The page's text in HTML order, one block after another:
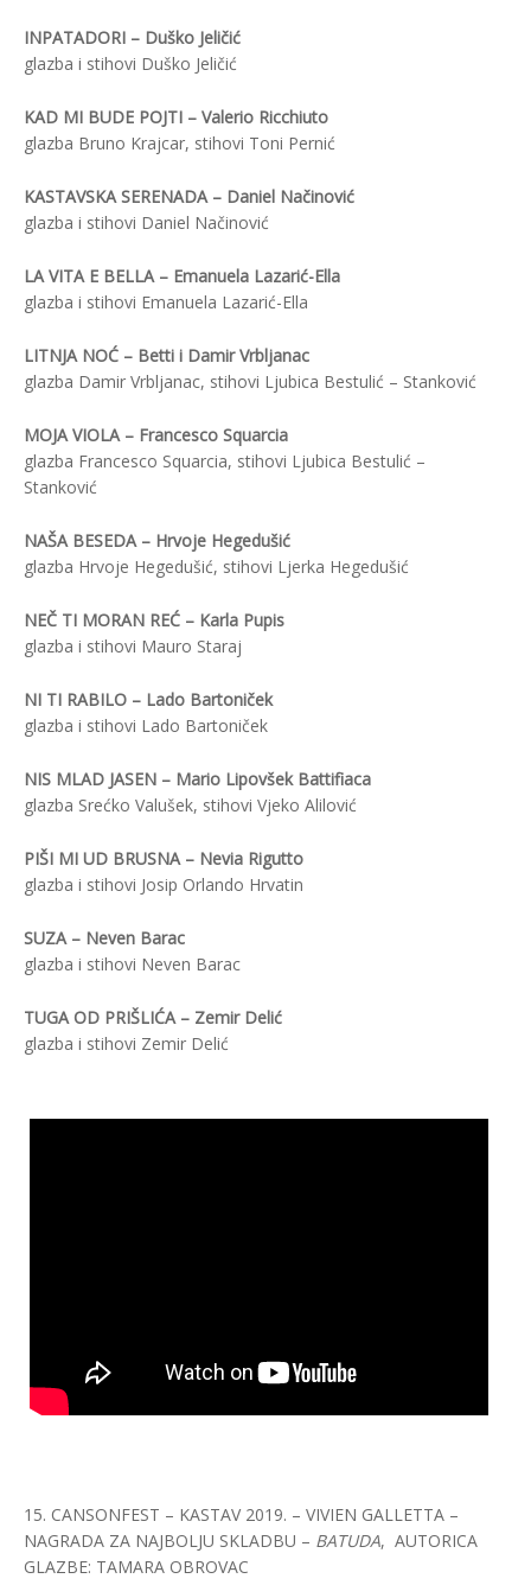
INPATADORI – Duško Jeličić
glazba i stihovi Duško Jeličić
KAD MI BUDE POJTI – Valerio Ricchiuto
glazba Bruno Krajcar, stihovi Toni Pernić
KASTAVSKA SERENADA – Daniel Načinović
glazba i stihovi Daniel Načinović
LA VITA E BELLA – Emanuela Lazarić-Ella
glazba i stihovi Emanuela Lazarić-Ella
LITNJA NOĆ – Betti i Damir Vrbljanac
glazba Damir Vrbljanac, stihovi Ljubica Bestulić – Stanković
MOJA VIOLA – Francesco Squarcia
glazba Francesco Squarcia, stihovi Ljubica Bestulić –
Stanković
NAŠA BESEDA – Hrvoje Hegedušić
glazba Hrvoje Hegedušić, stihovi Ljerka Hegedušić
NEČ TI MORAN REĆ – Karla Pupis
glazba i stihovi Mauro Staraj
NI TI RABILO – Lado Bartoniček
glazba i stihovi Lado Bartoniček
NIS MLAD JASEN – Mario Lipovšek Battifiaca
glazba Srećko Valušek, stihovi Vjeko Alilović
PIŠI MI UD BRUSNA – Nevia Rigutto
glazba i stihovi Josip Orlando Hrvatin
SUZA – Neven Barac
glazba i stihovi Neven Barac
TUGA OD PRIŠLIĆA – Zemir Delić
glazba i stihovi Zemir Delić
15. CANSONFEST – KASTAV 2019. – VIVIEN GALLETTA –
NAGRADA ZA NAJBOLJU SKLADBU – BATUDA, AUTORICA
GLAZBE: TAMARA OBROVAC